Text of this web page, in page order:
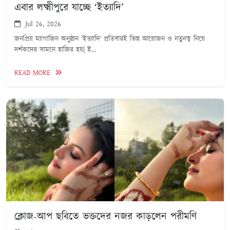
এবার লক্ষ্মীপুরে যাচ্ছে ‘ইত্যাদি’
Jul 26, 2026
জনপ্রিয় ম্যাগাজিন অনুষ্ঠান ‘ইত্যাদি’ প্রতিবারই ভিন্ন আয়োজন ও নতুনত্ব নিয়ে
দর্শকদের সামনে হাজির হয়| ই...
READ MORE
ক্লোজ-আপ ছবিতে ভক্তদের নজর কাড়লেন পরীমণি